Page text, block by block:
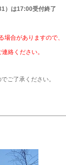
は17:00受付終了
合がありますので、
絡ください。
ご了承ください。